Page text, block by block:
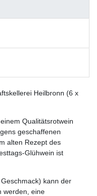
Heilbronn (6 x
Qualitätsrotwein
geschaffenen
alten Rezept des
Glühwein ist
kann der
werden, eine